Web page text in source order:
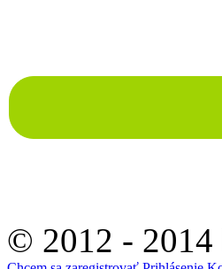
© 2012 - 2014